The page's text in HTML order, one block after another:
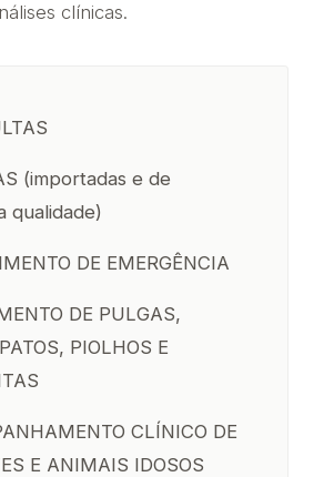
clínicas.
(importadas e de
qualidade)
DE EMERGÊNCIA
DE PULGAS,
PIOLHOS E
CLÍNICO DE
E ANIMAIS IDOSOS